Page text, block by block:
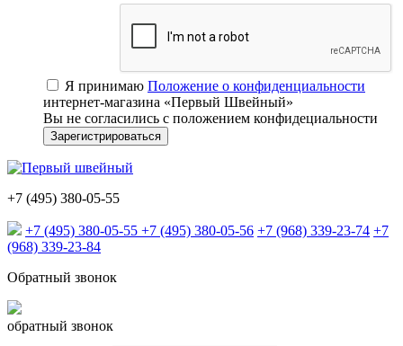
Я принимаю Положение о конфиденциальности
интернет-магазина «Первый Швейный»
Вы не согласились с положением конфидециальности
+7 (495) 380-05-55
+7 (495) 380-05-55 +7 (495) 380-05-56 +7 (968) 339-23-74 +7
(968) 339-23-84
Обратный звонок
обратный звонок